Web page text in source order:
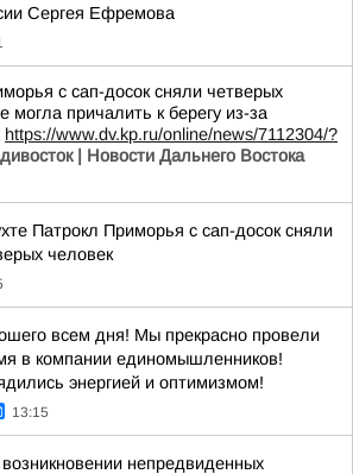
Сергея Ефремова
с сап-досок сняли четверых
могла причалить к берегу из-за
https://www.dv.kp.ru/online/news/7112304/?
| Новости Дальнего Востока
Патрокл Приморья с сап-досок сняли
человек
всем дня! Мы прекрасно провели
в компании единомышленников!
энергией и оптимизмом!
13:15
непредвиденных